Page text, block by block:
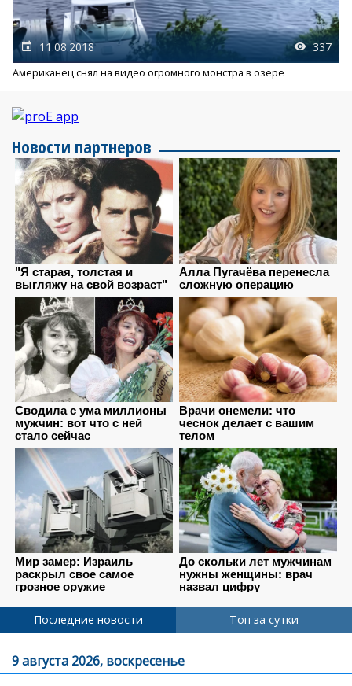
11.08.2018 337
Американец снял на видео огромного монстра в озере
Новости партнеров
Последние новости Топ за сутки
9 августа 2026, воскресенье